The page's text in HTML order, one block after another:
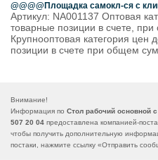
@@@@Площадка самокл-ся с
Артикул: NA001137 Оптовая
товарные позиции в счете,
Крупнооптовая категория цен
позиции в счете при общем
Внимание!
Информация по Стол рабочий основной
507 20 04 предоставлена компанией-
чтобы получить дополнительную
постаки, нажмите ссылку «Отправить